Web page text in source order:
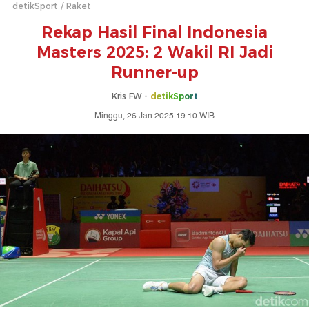
detikSport Raket
Rekap Hasil Final Indonesia
Masters 2025: 2 Wakil RI Jadi
Runner-up
Kris FW - detikSport
Minggu, 26 Jan 2025 19:10 WIB